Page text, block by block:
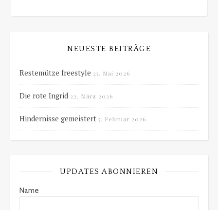
NEUESTE BEITRÄGE
Restemütze freestyle 25. Mai 2026
Die rote Ingrid 22. März 2026
Hindernisse gemeistert 5. Februar 2026
UPDATES ABONNIEREN
Name